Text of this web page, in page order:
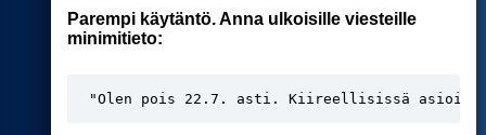
Parempi käytäntö. Anna ulkoisille viesteille
minimitieto:
"Olen pois 22.7. asti. Kiireellisissä